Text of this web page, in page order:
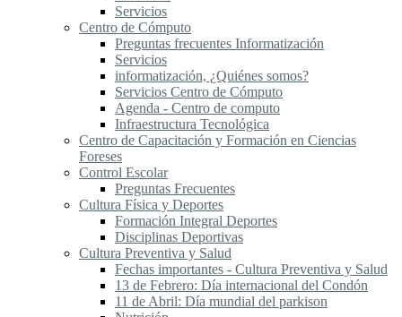
Servicios
Centro de Cómputo
Preguntas frecuentes Informatización
Servicios
informatización, ¿Quiénes somos?
Servicios Centro de Cómputo
Agenda - Centro de computo
Infraestructura Tecnológica
Centro de Capacitación y Formación en Ciencias
Foreses
Control Escolar
Preguntas Frecuentes
Cultura Física y Deportes
Formación Integral Deportes
Disciplinas Deportivas
Cultura Preventiva y Salud
Fechas importantes - Cultura Preventiva y Salud
13 de Febrero: Día internacional del Condón
11 de Abril: Día mundial del parkison